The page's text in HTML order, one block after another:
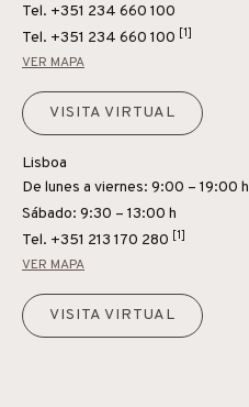
Tel. +351 234 660 100
Tel. +351 234 660 100 [1]
VER MAPA
VISITA VIRTUAL
Lisboa
De lunes a viernes: 9:00 – 19:00 h
Sábado: 9:30 – 13:00 h
Tel. +351 213 170 280 [1]
VER MAPA
VISITA VIRTUAL